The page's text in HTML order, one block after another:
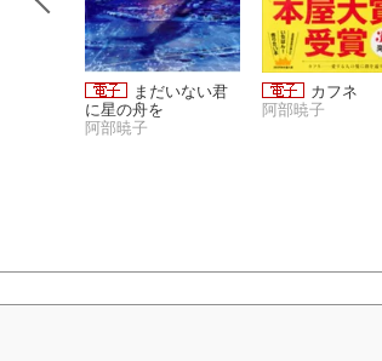
まだいない君
に星の舟を
阿部暁子
カフネ
阿部暁子